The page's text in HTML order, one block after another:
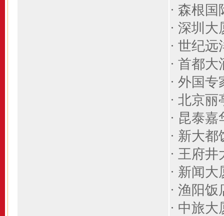
· 森根
· 深圳大
· 世纪远
· 首都大
· 外国
· 北京
· 昆泰
· 新大都
· 王府井
· 新闻大
· 渔阳饭
· 中旅大